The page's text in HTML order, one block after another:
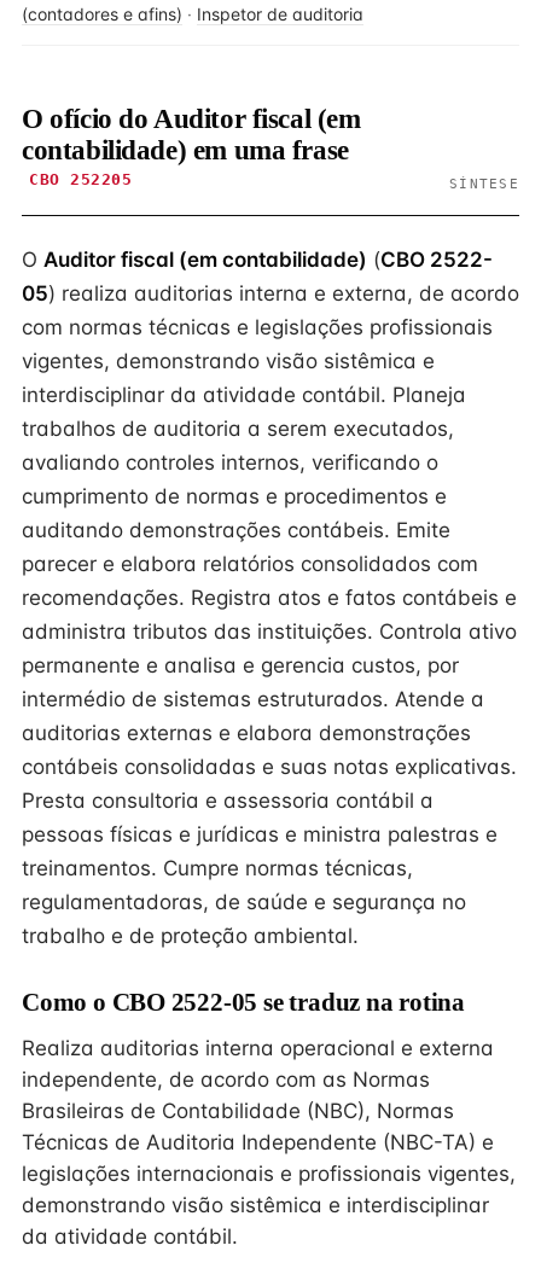
(contadores e afins) · Inspetor de auditoria
O ofício do Auditor fiscal (em
contabilidade) em uma frase
CBO 252205 SÍNTESE
O Auditor fiscal (em contabilidade) (CBO 2522-
05) realiza auditorias interna e externa, de acordo
com normas técnicas e legislações profissionais
vigentes, demonstrando visão sistêmica e
interdisciplinar da atividade contábil. Planeja
trabalhos de auditoria a serem executados,
avaliando controles internos, verificando o
cumprimento de normas e procedimentos e
auditando demonstrações contábeis. Emite
parecer e elabora relatórios consolidados com
recomendações. Registra atos e fatos contábeis e
administra tributos das instituições. Controla ativo
permanente e analisa e gerencia custos, por
intermédio de sistemas estruturados. Atende a
auditorias externas e elabora demonstrações
contábeis consolidadas e suas notas explicativas.
Presta consultoria e assessoria contábil a
pessoas físicas e jurídicas e ministra palestras e
treinamentos. Cumpre normas técnicas,
regulamentadoras, de saúde e segurança no
trabalho e de proteção ambiental.
Como o CBO 2522-05 se traduz na rotina
Realiza auditorias interna operacional e externa
independente, de acordo com as Normas
Brasileiras de Contabilidade (NBC), Normas
Técnicas de Auditoria Independente (NBC-TA) e
legislações internacionais e profissionais vigentes,
demonstrando visão sistêmica e interdisciplinar
da atividade contábil.